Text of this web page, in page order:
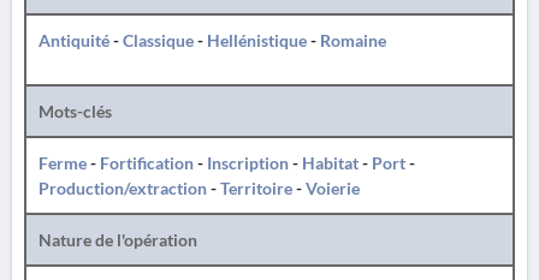
Antiquité-Classique- Hellénistique- Romaine
Mots-clés
Ferme- Fortification- Inscription- Habitat- Port-
Production/extraction-Territoire-Voierie
Nature de l'opération